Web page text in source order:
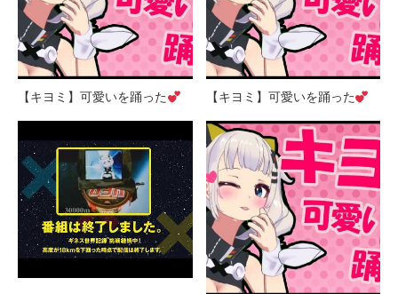
【キヨミ】可愛いを踊った 【キヨミ】可愛いを踊った